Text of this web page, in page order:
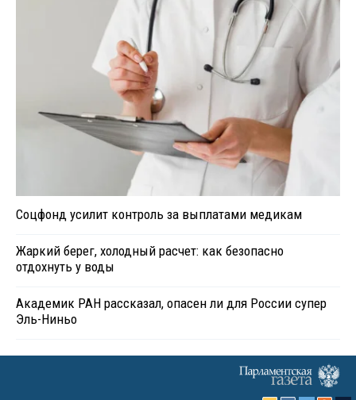
Соцфонд усилит контроль за выплатами медикам
Жаркий берег, холодный расчет: как безопасно
отдохнуть у воды
Академик РАН рассказал, опасен ли для России супер
Эль-Ниньо